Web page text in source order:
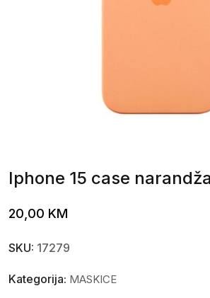
Iphone 15 case
20,00 KM
SKU: 17279
Kategorija: MASKICE